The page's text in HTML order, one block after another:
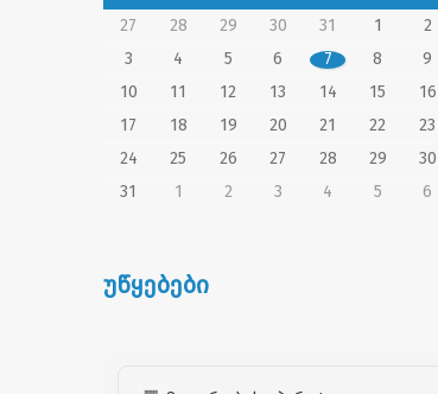
27
28 29 30 31 1
2
3
4 5 6 7 8
9
10
11 12 13 14 15
16
17
18 19 20 21 22
23
24
25 26 27 28 29
30
31
1 2 3 4 5 6
უწყებები